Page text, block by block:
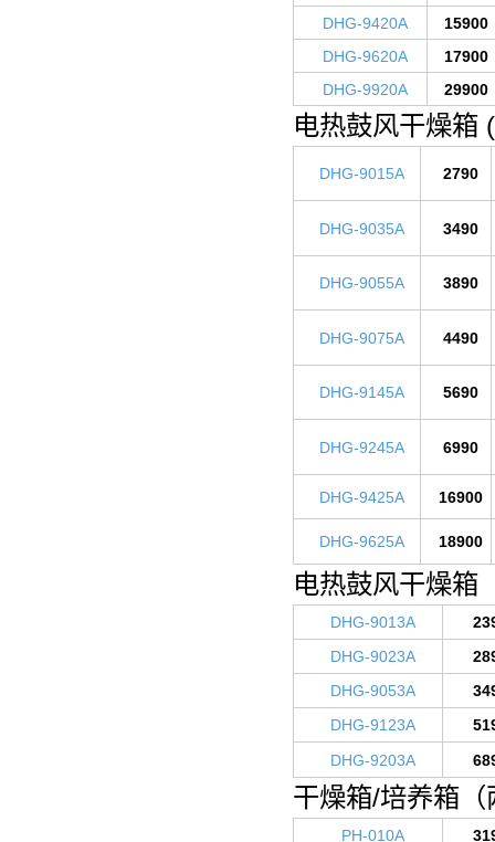
DHG-9420A
15900
DHG-9620A
17900
DHG-9920A
29900
电热鼓风干燥箱
DHG-9015A 2790
DHG-9035A 3490
DHG-9055A 3890
DHG-9075A 4490
DHG-9145A 5690
DHG-9245A 6990
DHG-9425A 16900
DHG-9625A 18900
电热鼓风干燥箱
DHG-9013A
DHG-9023A
DHG-9053A
DHG-9123A
DHG-9203A
干燥箱/培养箱（
PH-010A